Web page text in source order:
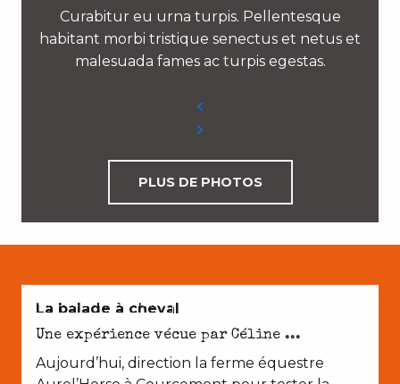
Curabitur eu urna turpis. Pellentesque
habitant morbi tristique senectus et netus et
malesuada fames ac turpis egestas.
PLUS DE PHOTOS
NATURE ET PATRIMOINE
La balade à cheval
Une expérience vécue par Céline ...
Aujourd’hui, direction la ferme équestre